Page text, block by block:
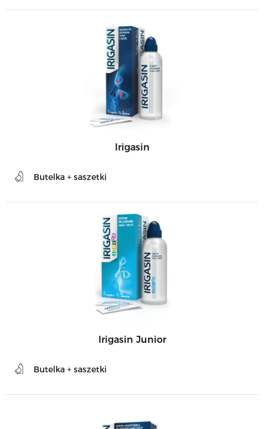
Irigasin
Butelka + saszetki
Irigasin Junior
Butelka + saszetki